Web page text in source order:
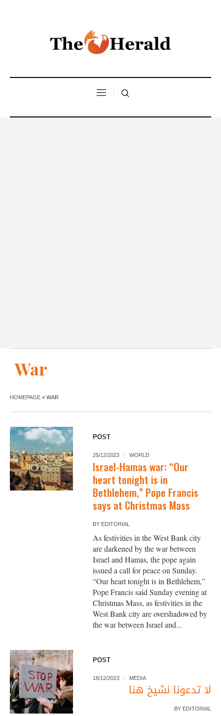
War
HOMEPAGE » WAR
POST
25/12/2023 WORLD
Israel-Hamas war: “Our
heart tonight is in
Bethlehem,” Pope Francis
says at Christmas Mass
BY EDITORIAL
As festivities in the West Bank city
are darkened by the war between
Israel and Hamas, the pope again
issued a call for peace on Sunday.
“Our heart tonight is in Bethlehem,”
Pope Francis said Sunday evening at
Christmas Mass, as festivities in the
West Bank city are overshadowed by
the war between Israel and...
POST
18/12/2023 MEDIA
لا تدعونا نشيخ هنا
BY EDITORIAL